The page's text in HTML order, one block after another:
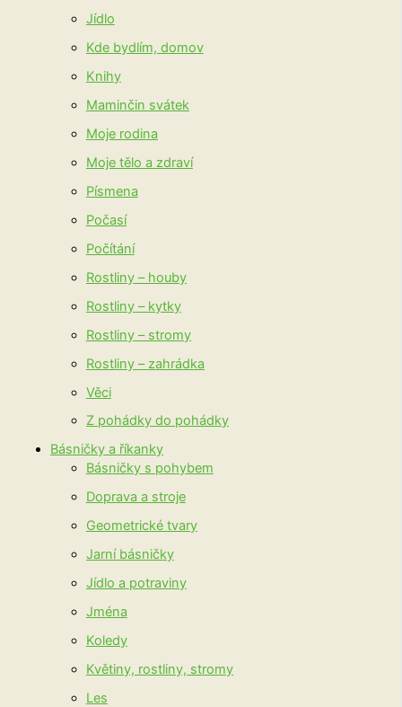
Jídlo
Kde bydlím, domov
Knihy
Maminčin svátek
Moje rodina
Moje tělo a zdraví
Písmena
Počasí
Počítání
Rostliny – houby
Rostliny – kytky
Rostliny – stromy
Rostliny – zahrádka
Věci
Z pohádky do pohádky
Básničky a říkanky
Básničky s pohybem
Doprava a stroje
Geometrické tvary
Jarní básničky
Jídlo a potraviny
Jména
Koledy
Květiny, rostliny, stromy
Les